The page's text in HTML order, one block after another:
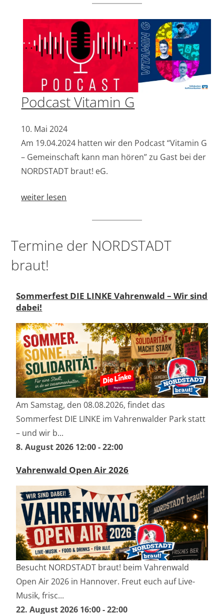
Podcast Vitamin G
10. Mai 2024
Am 19.04.2024 hatten wir den Podcast “Vitamin G
– Gemeinschaft kann man hören” zu Gast bei der
NORDSTADT braut! eG.
weiter lesen
Termine der NORDSTADT
braut!
Sommerfest DIE LINKE Vahrenwald – Wir sind
dabei!
Am Samstag, den 08.08.2026, findet das
Sommerfest DIE LINKE im Vahrenwalder Park statt
– und wir b...
8. August 2026 12:00-22:00
Vahrenwald Open Air 2026
Besucht NORDSTADT braut! beim Vahrenwald
Open Air 2026 in Hannover. Freut euch auf Live-
Musik, frisc...
22. August 2026 16:00-22:00